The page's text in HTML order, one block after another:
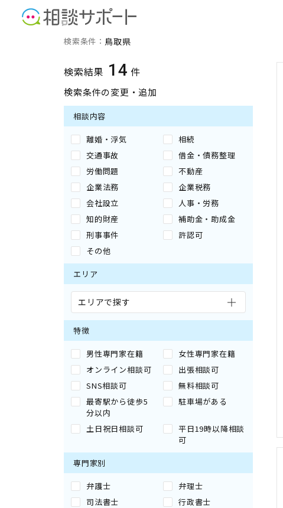
鳥取県の専門家の検索結果
検索条件： 鳥取県
検索結果 14 件
検索条件の変更・追加
相談内容
離婚・浮気
相続
交通事故
借金・債務整理
労働問題
不動産
企業法務
企業税務
会社設立
人事・労務
知的財産
補助金・助成金
刑事事件
許認可
その他
エリア
エリアで探す
特徴
男性専門家在籍
女性専門家在籍
オンライン相談可
出張相談可
SNS相談可
無料相談可
最寄駅から徒歩5
分以内
駐車場がある
土日祝日相談可
平日19時以降相談
可
専門家別
弁護士
弁理士
司法書士
行政書士